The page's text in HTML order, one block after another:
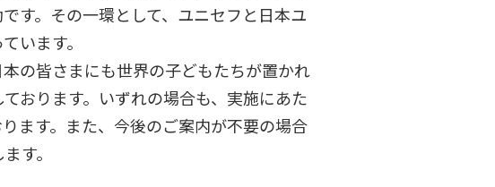
す。その一環として、ユニセフと日本ユ
います。
の皆さまにも世界の子どもたちが置かれ
おります。いずれの場合も、実施にあた
ます。また、今後のご案内が不要の場合
す。